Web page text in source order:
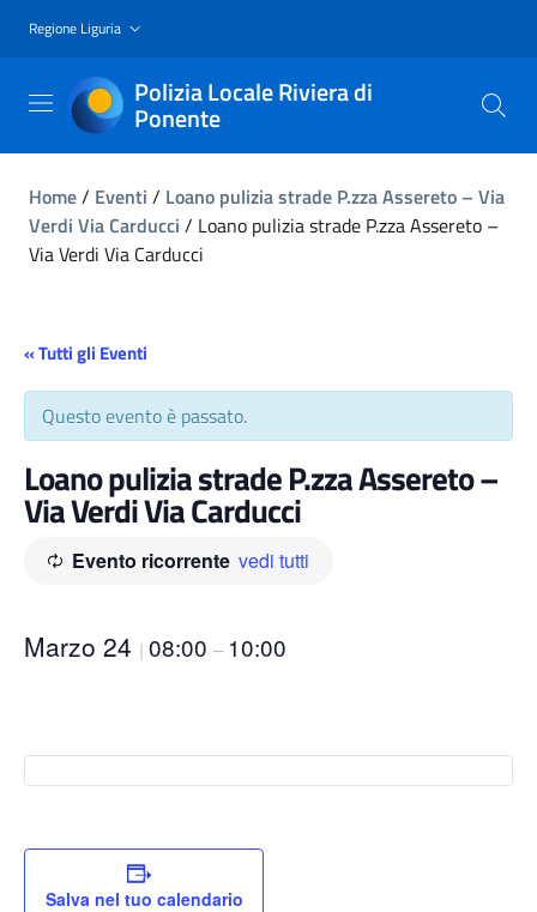
Regione Liguria
Polizia Locale Riviera di
Ponente
Home/ Eventi / Loano pulizia strade P.zza Assereto – Via
Verdi Via Carducci / Loano pulizia strade P.zza Assereto –
Via Verdi Via Carducci
« Tutti gli Eventi
Questo evento è passato.
Loano pulizia strade P.zza Assereto –
Via Verdi Via Carducci
Evento ricorrente vedi tutti
Marzo 24 | 08:00 – 10:00
Salva nel tuo calendario